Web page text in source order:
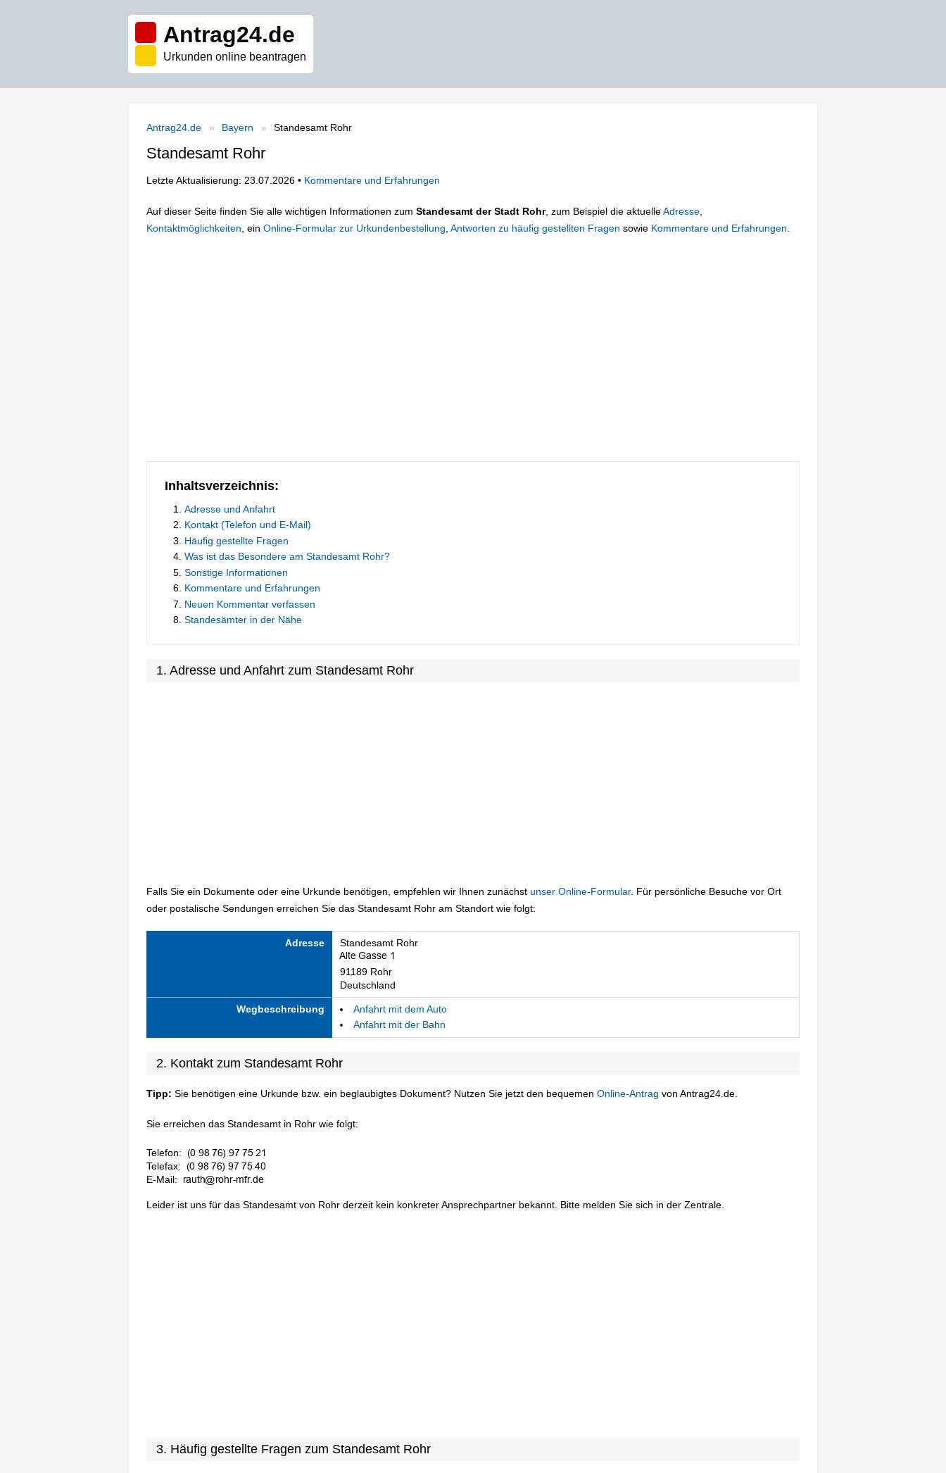
Antrag24.de
Urkunden online beantragen
Antrag24.de Bayern Standesamt Rohr
Standesamt Rohr
Letzte Aktualisierung: 23.07.2026 • Kommentare und Erfahrungen
Auf dieser Seite finden Sie alle wichtigen Informationen zum Standesamt der Stadt Rohr, zum Beispiel die aktuelleAdresse
Kontaktmöglichkeiten , ein Online-Formular zur Urkundenbestellung Antworten zu häufig gestellten Fragen sowie Kommentare und Erfahrungen
Inhaltsverzeichnis:
Adresse und Anfahrt
Kontakt (Telefon und E-Mail)
Häufig gestellte Fragen
Was ist das Besondere am Standesamt Rohr?
Sonstige Informationen
Kommentare und Erfahrungen
Neuen Kommentar verfassen
Standesämter in der Nähe
1. Adresse und Anfahrt zum Standesamt Rohr
Falls Sie ein Dokumente oder eine Urkunde benötigen, empfehlen wir Ihnen zunächst unser Online-Formular. Für persönliche Besuche vor Ort
oder postalische Sendungen erreichen Sie das Standesamt Rohr am Standort wie folgt:
Adresse Standesamt Rohr
91189 Rohr
Deutschland
Wegbeschreibung
Anfahrt mit dem Auto
Anfahrt mit der Bahn
2. Kontakt zum Standesamt Rohr
Tipp: Sie benötigen eine Urkunde bzw. ein beglaubigtes Dokument? Nutzen Sie jetzt den bequemen Online-Antrag von Antrag24.de.
Sie erreichen das Standesamt in Rohr wie folgt:
Telefon:
Telefax:
E-Mail:
Leider ist uns für das Standesamt von Rohr derzeit kein konkreter Ansprechpartner bekannt. Bitte melden Sie sich in der Zentrale.
3. Häufig gestellte Fragen zum Standesamt Rohr